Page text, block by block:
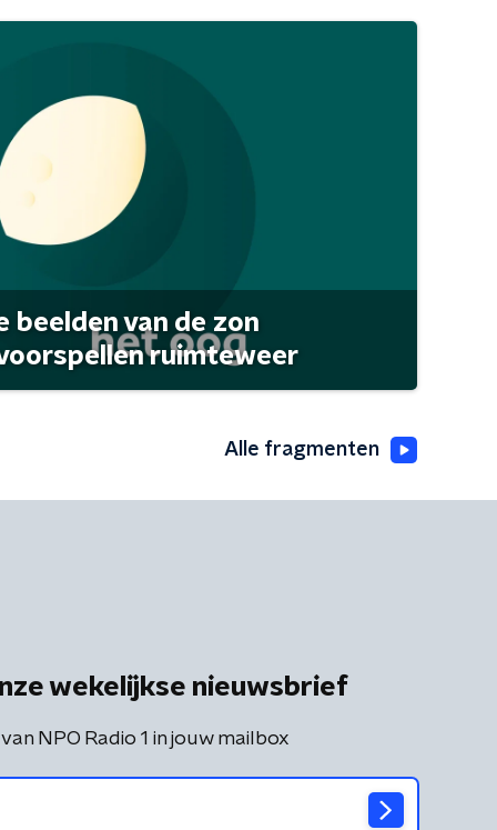
beelden van de zon
ruimteweer
Alle fragmenten
wekelijkse nieuwsbrief
NPO Radio 1 in jouw mailbox